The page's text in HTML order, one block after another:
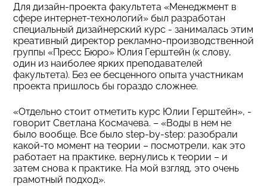
Для дизайн-проекта факультета «Менеджмент в
сфере интернет-технологий» был разработан
специальный дизайнерский курс - занималась этим
креативный директор рекламно-производственной
группы «Пресс Бюро» Юлия Герштейн (к слову,
один из наиболее ярких преподавателей
факультета). Без ее бесценного опыта участникам
проекта пришлось бы гораздо сложнее.
«Отдельно стоит отметить курс Юлии Герштейн», -
говорит Светлана Космачева. – «Воды в нем не
было вообще. Все было step-by-step: разобрали
какой-то момент на теории – посмотрели, как это
работает на практике, вернулись к теории – и
затем снова к практике. На мой взгляд, это очень
грамотный подход».